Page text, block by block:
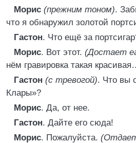
Морис (прежним тоном).
что я обнаружил золотой
Гастон. Что ещё за
Морис. Вот этот. (Достает
нём гравировка такая
Гастон (с тревогой). Что вы
Клары»?
Морис. Да, от нее.
Гастон. Дайте его сюда!
Морис. Пожалуйста.